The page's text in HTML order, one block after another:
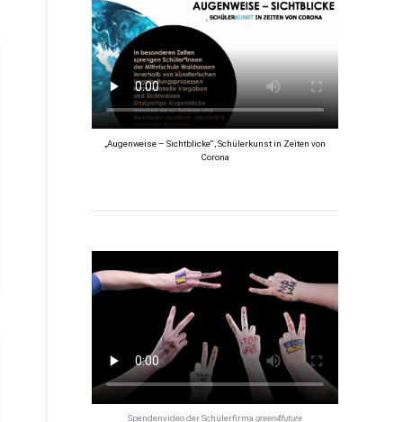
„Augenweise – Sichtblicke“, Schülerkunst in Zeiten von
Corona
Spendenvideo der Schülerfirma green4future